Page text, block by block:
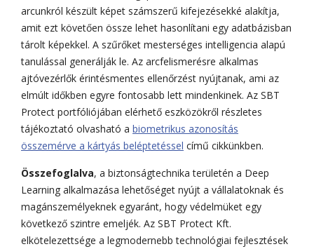
arcunkról készült képet számszerű kifejezésekké alakítja,
amit ezt követően össze lehet hasonlítani egy adatbázisban
tárolt képekkel. A szűrőket mesterséges intelligencia alapú
tanulással generálják le. Az arcfelismerésre alkalmas
ajtóvezérlők érintésmentes ellenőrzést nyújtanak, ami az
elmúlt időkben egyre fontosabb lett mindenkinek. Az SBT
Protect portfóliójában elérhető eszközökről részletes
tájékoztató olvasható a biometrikus azonosítás
összemérve a kártyás beléptetéssel című cikkünkben.
Összefoglalva, a biztonságtechnika területén a Deep
Learning alkalmazása lehetőséget nyújt a vállalatoknak és
magánszemélyeknek egyaránt, hogy védelmüket egy
következő szintre emeljék. Az SBT Protect Kft.
elkötelezettsége a legmodernebb technológiai fejlesztések